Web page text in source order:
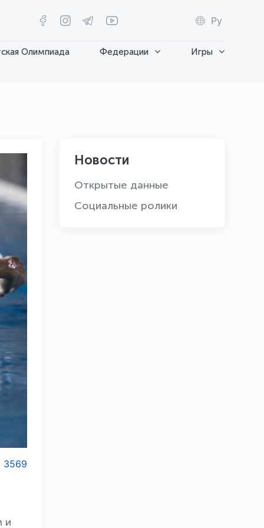
Ру
Олимпиада Федерации
Игры
3569
и
Новости
Открытые данные
Социальные ролики